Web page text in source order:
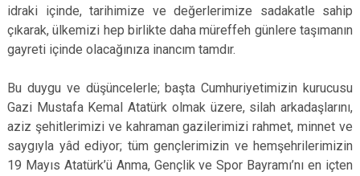
idraki içinde, tarihimize ve değerlerimize sadakatle sahip
çıkarak, ülkemizi hep birlikte daha müreffeh günlere taşımanın
gayreti içinde olacağınıza inancım tamdır.
Bu duygu ve düşüncelerle; başta Cumhuriyetimizin kurucusu
Gazi Mustafa Kemal Atatürk olmak üzere, silah arkadaşlarını,
aziz şehitlerimizi ve kahraman gazilerimizi rahmet, minnet ve
saygıyla yâd ediyor; tüm gençlerimizin ve hemşehrilerimizin
19 Mayıs Atatürk’ü Anma, Gençlik ve Spor Bayramı’nı en içten